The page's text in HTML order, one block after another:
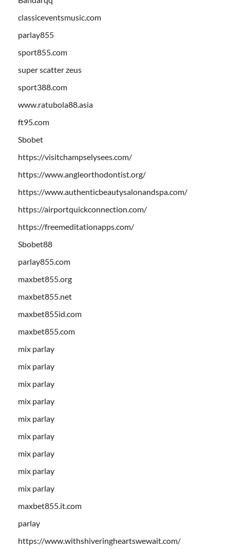
classiceventsmusic.com
parlay855
sport855.com
super scatter zeus
sport388.com
www.ratubola88.asia
ft95.com
Sbobet
https://visitchampselysees.com/
https://www.angleorthodontist.org/
https://www.authenticbeautysalonandspa.com/
https://airportquickconnection.com/
https://freemeditationapps.com/
Sbobet88
parlay855.com
maxbet855.org
maxbet855.net
maxbet855id.com
maxbet855.com
mix parlay
mix parlay
mix parlay
mix parlay
mix parlay
mix parlay
mix parlay
mix parlay
mix parlay
maxbet855.it.com
parlay
https://www.withshiveringheartswewait.com/